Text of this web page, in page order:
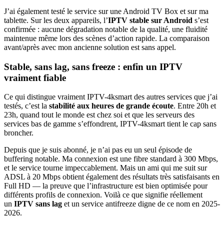
J’ai également testé le service sur une Android TV Box et sur ma
tablette. Sur les deux appareils, l’IPTV stable sur Android s’est
confirmée : aucune dégradation notable de la qualité, une fluidité
maintenue même lors des scènes d’action rapide. La comparaison
avant/après avec mon ancienne solution est sans appel.
Stable, sans lag, sans freeze : enfin un IPTV
vraiment fiable
Ce qui distingue vraiment IPTV-4ksmart des autres services que j’ai
testés, c’est la stabilité aux heures de grande écoute. Entre 20h et
23h, quand tout le monde est chez soi et que les serveurs des
services bas de gamme s’effondrent, IPTV-4ksmart tient le cap sans
broncher.
Depuis que je suis abonné, je n’ai pas eu un seul épisode de
buffering notable. Ma connexion est une fibre standard à 300 Mbps,
et le service tourne impeccablement. Mais un ami qui me suit sur
ADSL à 20 Mbps obtient également des résultats très satisfaisants en
Full HD — la preuve que l’infrastructure est bien optimisée pour
différents profils de connexion. Voilà ce que signifie réellement
un IPTV sans lag et un service antifreeze digne de ce nom en 2025-
2026.